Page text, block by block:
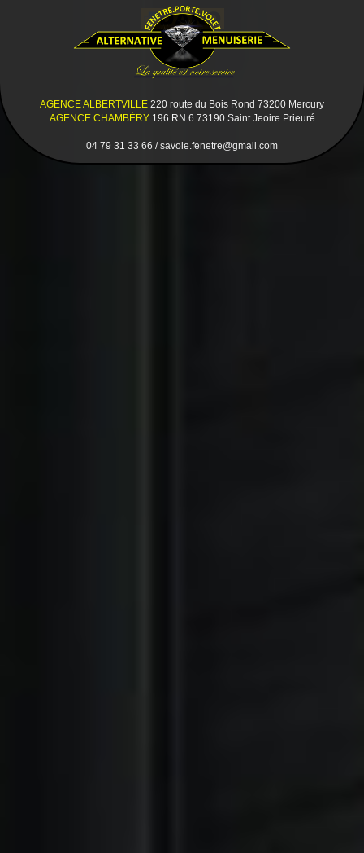
AGENCE ALBERTVILLE 220 route du Bois Rond 73200 Mercury
AGENCE CHAMBÉRY196 RN 6 73190 Saint Jeoire Prieuré
04 79 31 33 66 / savoie.fenetre@gmail.com